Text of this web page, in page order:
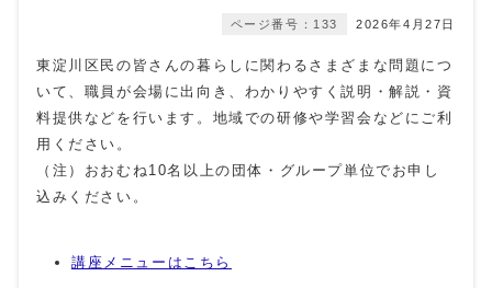
2026年4月27日
ページ番号：133
東淀川区民の皆さんの暮らしに関わるさまざまな問題につ
いて、職員が会場に出向き、わかりやすく説明・解説・資
料提供などを行います。地域での研修や学習会などにご利
用ください。
（注）おおむね10名以上の団体・グループ単位でお申し
込みください。
講座メニューはこちら